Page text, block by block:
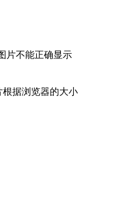
片不能正确显示
据浏览器的大小